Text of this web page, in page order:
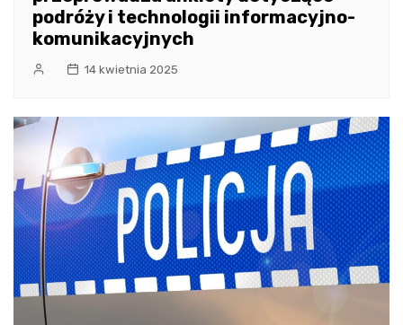
podróży i technologii informacyjno-
komunikacyjnych
14 kwietnia 2025